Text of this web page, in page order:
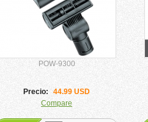
POW-9300
Precio:
44.99 USD
Compare